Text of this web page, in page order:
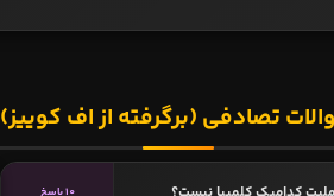
تصادفی (برگرفته از اف کوییز)
10 پاسخ